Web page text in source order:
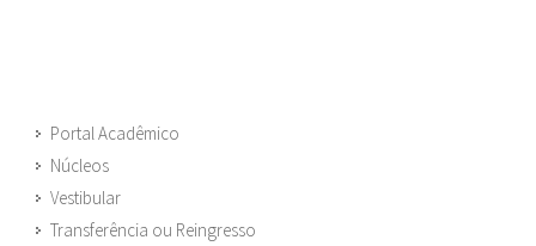
Portal Acadêmico
Núcleos
Vestibular
Transferência ou Reingresso